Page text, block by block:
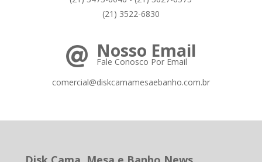
(21) 3522-6830
Nosso Email
Fale Conosco Por Email
comercial@diskcamamesaebanho.com.br